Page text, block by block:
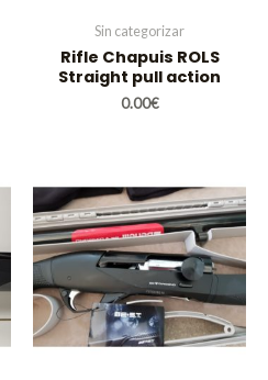
Sin categorizar
Rifle Chapuis ROLS
Straight pull action
0.00€